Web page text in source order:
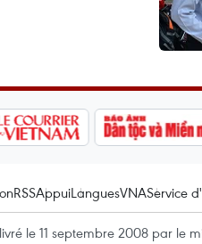
RSSAppuiLanguesVNAService
le 11 septembre 2008 par le